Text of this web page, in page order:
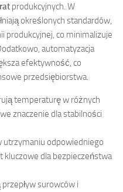
produkcyjnych. W
określonych standardów,
produkcyjnej, co minimalizuje
automatyzacja
efektywność, co
przedsiębiorstwa.
temperaturę w różnych
znaczenie dla stabilności
utrzymaniu odpowiedniego
kluczowe dla bezpieczeństwa
surowców i